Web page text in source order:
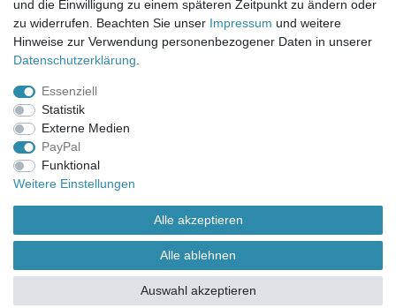
ÖFFNUNGSZEITEN
Montag - Dienstag: 8.00 - 18.00 Uhr, Mittwoch Ruhetag,
Donnerstag: 8.00 - 18.00 Uhr, Freitag 8.00 - 14.00 Uhr
KUNDENSERVICE
Telefon: (05241) 403 22 38
E-Mail: info@stoffamstueck.de
Alle Preise inklusive gesetzlicher Mehrwertsteuer und
zuzüglichVersandkosten. * Pflichtfeld
und die Einwilligung zu einem späteren Zeitpunkt zu ändern oder
zu widerrufen. Beachten Sie unser Impressum und weitere
Hinweise zur Verwendung personenbezogener Daten in unserer
Daten­schutz­erklärung
Essenziell
Statistik
Externe Medien
PayPal
Funktional
Weitere Einstellungen
Alle akzeptieren
Alle ablehnen
Auswahl akzeptieren